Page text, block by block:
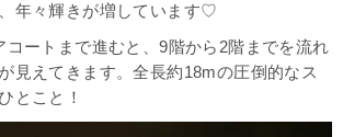
年々輝きが増しています♡
コートまで進むと、9階から2階までを流れ
が見えてきます。全長約18mの圧倒的なス
とこと！